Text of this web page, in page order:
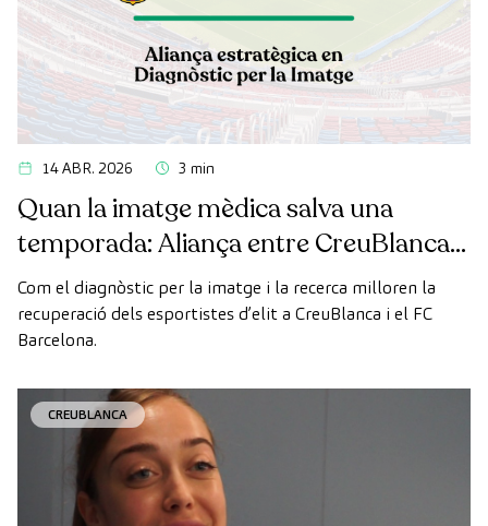
14 ABR. 2026 3 min
Quan la imatge mèdica salva una
temporada: Aliança entre CreuBlanca i
el FC Barcelona
Com el diagnòstic per la imatge i la recerca milloren la
recuperació dels esportistes d’elit a CreuBlanca i el FC
Barcelona.
CREUBLANCA